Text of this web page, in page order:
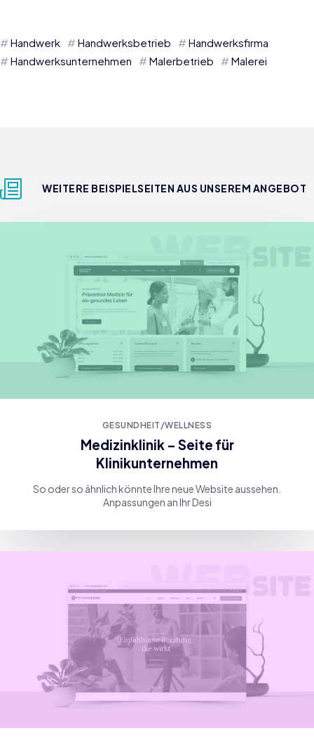
Handwerk Handwerksbetrieb
Handwerksfirma
Handwerksunternehmen
Malerbetrieb Malerei
WEITERE BEISPIELSEITEN AUS UNSEREM ANGEBOT
GESUNDHEIT/WELLNESS
Medizinklinik – Seite für
Klinikunternehmen
So oder so ähnlich könnte Ihre neue Website aussehen.
Anpassungen an Ihr Desi